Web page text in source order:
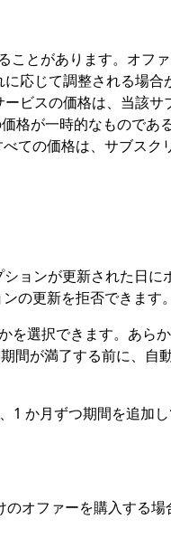
ことがあります。オフ
応じて調整される場合
ビスの価格は、当該サ
格が一時的なものであ
ての価格は、サブスク
ョンが更新された日に
の更新を拒否できます。
を選択できます。あら
間が満了する前に、自
1 か月ずつ期間を追加
オファーを購入する